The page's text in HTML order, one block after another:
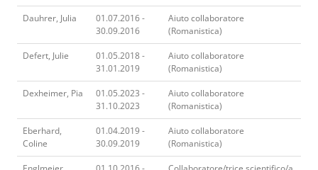
Dauhrer, Julia
01.07.2016 -
30.09.2016
Aiuto collaboratore
(Romanistica)
Defert, Julie
01.05.2018 -
31.01.2019
Aiuto collaboratore
(Romanistica)
Dexheimer, Pia
01.05.2023 -
31.10.2023
Aiuto collaboratore
(Romanistica)
Eberhard,
Coline
01.04.2019 -
30.09.2019
Aiuto collaboratore
(Romanistica)